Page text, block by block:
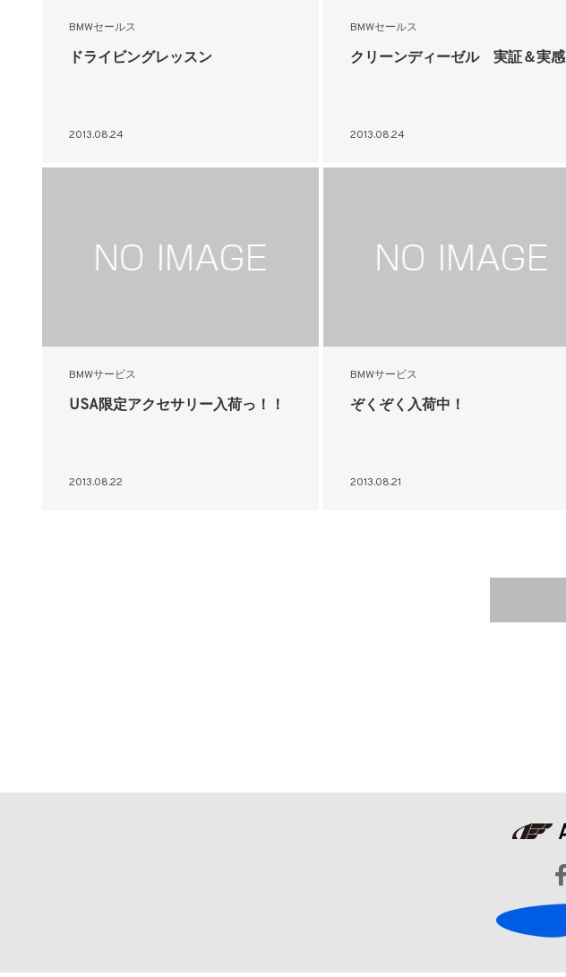
BMWセールス
ドライビングレッスン
2013.08.24
BMWセールス
クリーンディーゼル 実証＆実感
2013.08.24
BMWサービス
USA限定アクセサリー入荷っ！！
2013.08.22
BMWサービス
ぞくぞく入荷中！
2013.08.21